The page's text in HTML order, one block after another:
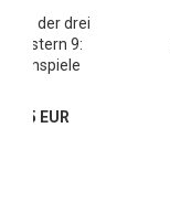
Club der drei
9:
EUR